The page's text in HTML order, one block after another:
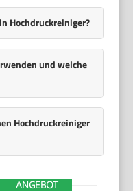
Hochdruckreiniger?
und welche
Hochdruckreiniger
ANGEBOT